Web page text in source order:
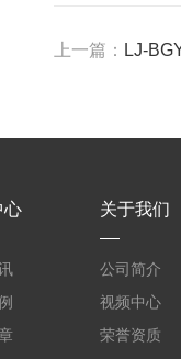
上一篇： LJ-
心 关于我们
公司简介
视频中心
荣誉资质